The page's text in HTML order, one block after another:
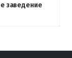
заведение